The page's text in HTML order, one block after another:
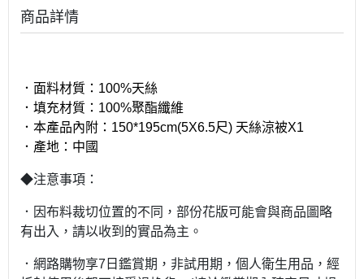
商品詳情
．面料材質： 100%天絲
．填充材質： 100%聚酯纖維
．本產品內附： 150*195cm(5X6.5尺) 天絲涼被X1
．產地：中國
◆注意事項：
．因布料裁切位置的不同，部份花版可能會與商品圖略
有出入，請以收到的實品為主。
．網路購物享7日鑑賞期，非試用期，個人衛生用品，經